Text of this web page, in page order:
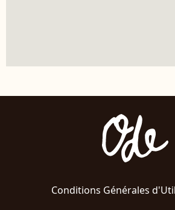
Conditions Générales